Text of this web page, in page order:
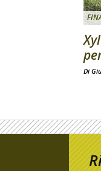
Di